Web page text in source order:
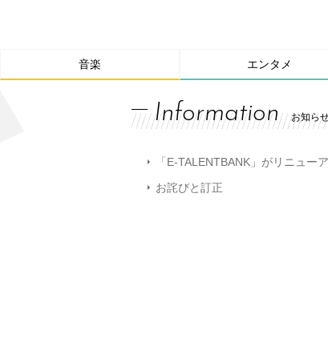
音楽 エンタメ
Information お知ら
「E-TALENTBANK」がリニュー
お詫びと訂正